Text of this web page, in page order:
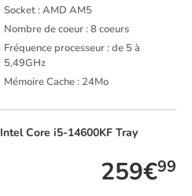
Socket : AMD AM5
Nombre de coeur : 8 coeurs
Fréquence processeur : de 5 à
5,49GHz
Mémoire Cache : 24Mo
IntelCore i5-14600KF Tray
259€99